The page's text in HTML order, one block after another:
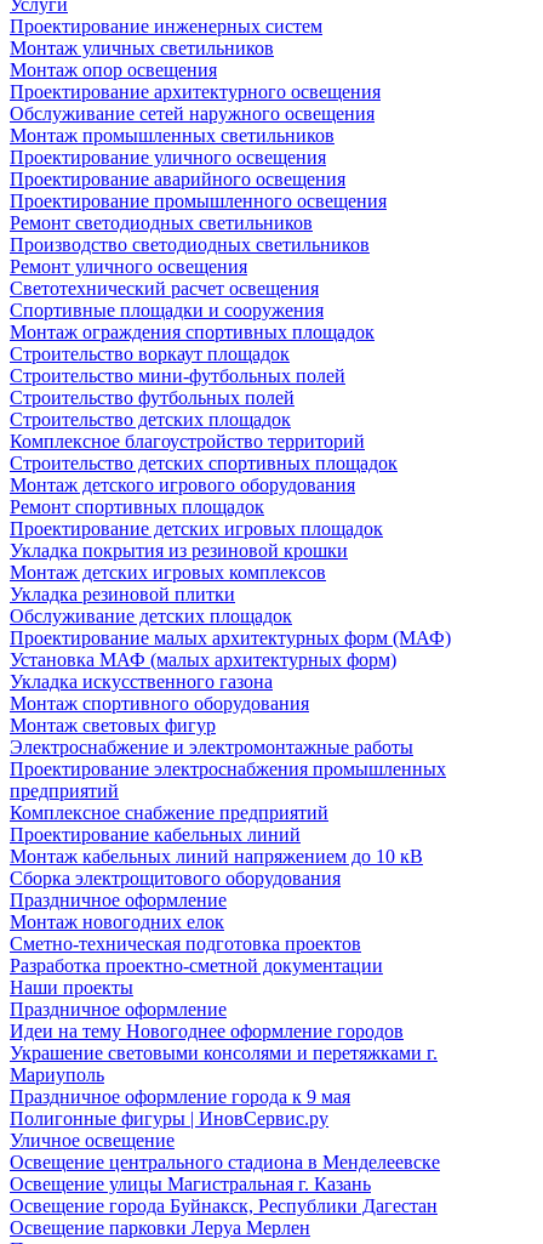
Услуги
Проектирование инженерных систем
Монтаж уличных светильников
Монтаж опор освещения
Проектирование архитектурного освещения
Обслуживание сетей наружного освещения
Монтаж промышленных светильников
Проектирование уличного освещения
Проектирование аварийного освещения
Проектирование промышленного освещения
Ремонт светодиодных светильников
Производство светодиодных светильников
Ремонт уличного освещения
Светотехнический расчет освещения
Спортивные площадки и сооружения
Монтаж ограждения спортивных площадок
Строительство воркаут площадок
Строительство мини-футбольных полей
Строительство футбольных полей
Строительство детских площадок
Комплексное благоустройство территорий
Строительство детских спортивных площадок
Монтаж детского игрового оборудования
Ремонт спортивных площадок
Проектирование детских игровых площадок
Укладка покрытия из резиновой крошки
Монтаж детских игровых комплексов
Укладка резиновой плитки
Обслуживание детских площадок
Проектирование малых архитектурных форм (МАФ)
Установка МАФ (малых архитектурных форм)
Укладка искусственного газона
Монтаж спортивного оборудования
Монтаж световых фигур
Электроснабжение и электромонтажные работы
Проектирование электроснабжения промышленных
предприятий
Комплексное снабжение предприятий
Проектирование кабельных линий
Монтаж кабельных линий напряжением до 10 кВ
Сборка электрощитового оборудования
Праздничное оформление
Монтаж новогодних елок
Сметно-техническая подготовка проектов
Разработка проектно-сметной документации
Наши проекты
Праздничное оформление
Идеи на тему Новогоднее оформление городов
Украшение световыми консолями и перетяжками г.
Мариуполь
Праздничное оформление города к 9 мая
Полигонные фигуры | ИновСервис.ру
Уличное освещение
Освещение центрального стадиона в Менделеевске
Освещение улицы Магистральная г. Казань
Освещение города Буйнакск, Республики Дагестан
Освещение парковки Леруа Мерлен